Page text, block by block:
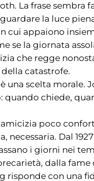
La frase sembra
la luce
cui appaiono
se la giornata
che regge
catastrofe.
una scelta morale.
quando chiede,
poco
Dal
i giorni nei
dalla
risponde con una